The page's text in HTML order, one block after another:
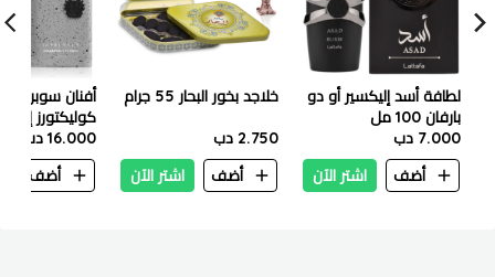
لطافة أسد إليكسير أو دو
بارفان 100 مل
7.000 دب
أضف
اشتر الآن
خلاجد بخور البحار 55 جرام
2.750 دب
أضف
اشتر الآن
أفنان
كوليكتورز
بارفيوم 100 مل
16.000 دب
أضف